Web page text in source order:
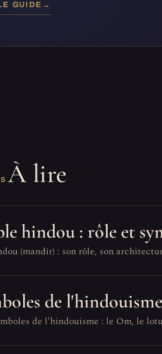
GUIDE →
À lire
hindou : rôle et
(mandir) : son rôle, son
de l'hindouisme
de l'hindouisme : le Om, le